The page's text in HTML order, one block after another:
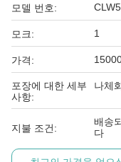
모델 번호:
모크: 1
가격:
포장에 대한 세부
사항:
나체
지불 조건:
배송
다